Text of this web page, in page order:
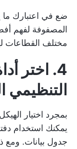
ضع في اعتبارك ما
المصفوفة لفهم
مختلف القطاعات
4. اختر
التنظيمي
بمجرد اختيار
يمكنك استخدام
جدول بيانات. ومع